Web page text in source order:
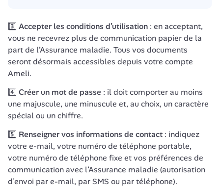
3️⃣ Accepter les conditions d’utilisation : en acceptant,
vous ne recevrez plus de communication papier de la
part de l’Assurance maladie. Tous vos documents
seront désormais accessibles depuis votre compte
Ameli.
4️⃣ Créer un mot de passe : il doit comporter au moins
une majuscule, une minuscule et, au choix, un caractère
spécial ou un chiffre.
5️⃣ Renseigner vos informations de contact : indiquez
votre e-mail, votre numéro de téléphone portable,
votre numéro de téléphone fixe et vos préférences de
communication avec l’Assurance maladie (autorisation
d’envoi par e-mail, par SMS ou par téléphone).